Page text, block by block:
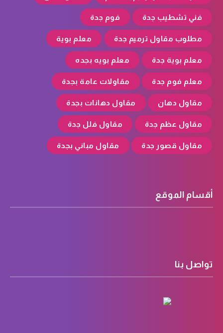
فني تشطيب جدة فوم جدة
مطلوب مقاول ترميم جدة معلم بوية
معلم بوية جدة معلم بويه بجده
معلم فوم جدة مقاولات عامة بجدة
مقاول دهان مقاول دهانات بجدة
مقاول عظم جدة مقاول فلل جدة
مقاول قصور جدة مقاول مباني بجدة
أقسام الموقع
تواصل بنا